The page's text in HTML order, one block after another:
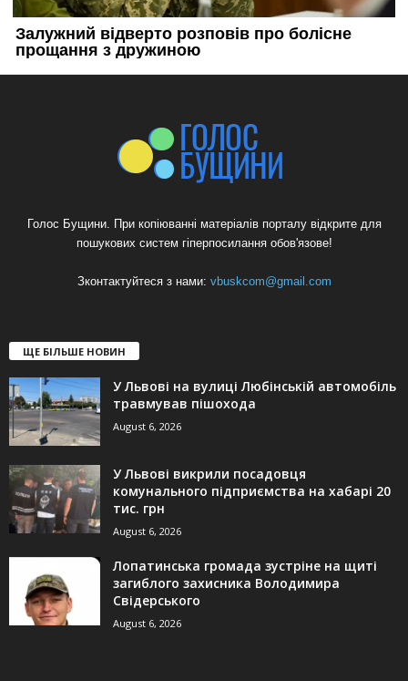
Голос Бущини. При копіюванні матеріалів порталу відкрите для
пошукових систем гіперпосилання обов'язове!
Зконтактуйтеся з нами: vbuskcom@gmail.com
ЩЕ БІЛЬШЕ НОВИН
У Львові на вулиці Любінській автомобіль
травмував пішохода
August 6, 2026
У Львові викрили посадовця
комунального підприємства на хабарі 20
тис. грн
August 6, 2026
Лопатинська громада зустріне на щиті
загиблого захисника Володимира
Свідерського
August 6, 2026